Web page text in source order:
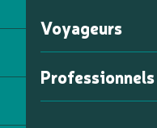
Voyageurs
Professionnels